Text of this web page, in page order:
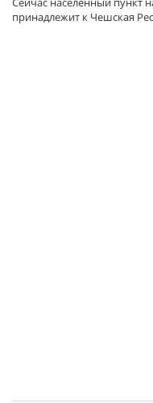
принадлежит к Чешская